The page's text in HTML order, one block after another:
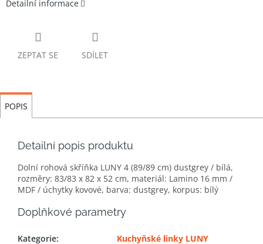
Detailní informace
ZEPTAT SE SDÍLET
POPIS
Detailní popis produktu
Dolní rohová skříňka LUNY 4 (89/89 cm) dustgrey / bílá,
rozměry: 83/83 x 82 x 52 cm, materiál: Lamino 16 mm /
MDF / úchytky kovové, barva: dustgrey, korpus: bílý
Doplňkové parametry
Kategorie:
Kuchyňské linky LUNY